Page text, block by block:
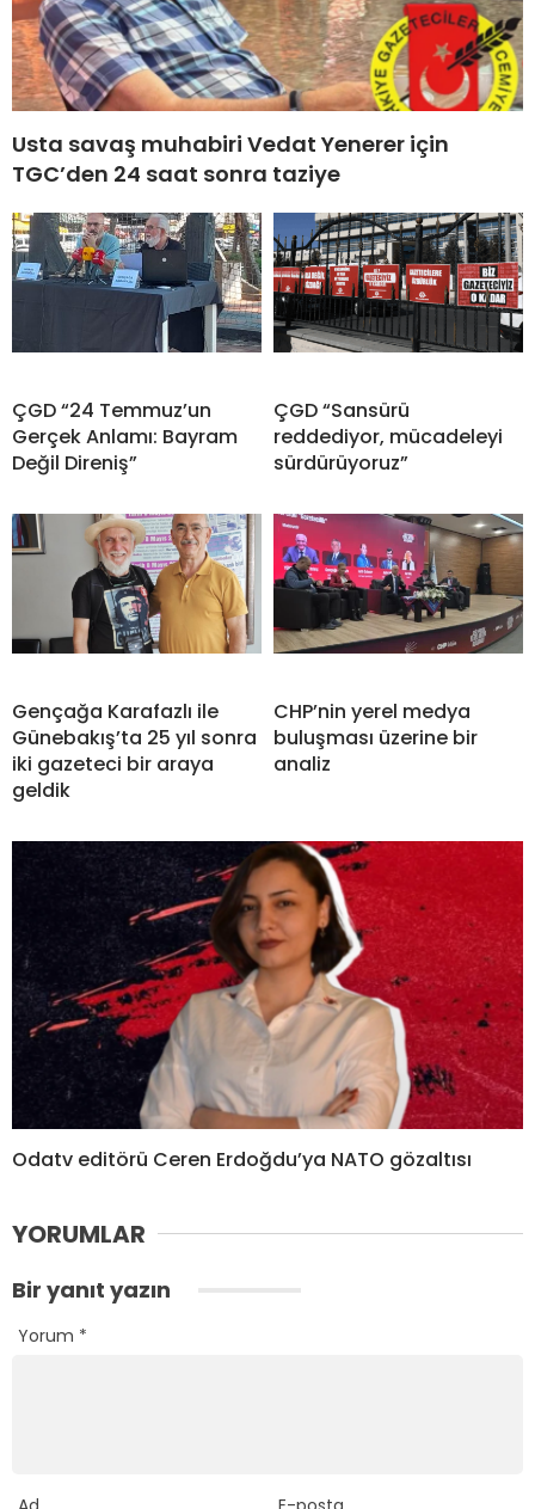
Usta savaş muhabiri Vedat Yenerer için
TGC’den 24 saat sonra taziye
ÇGD “24 Temmuz’un
Gerçek Anlamı: Bayram
Değil Direniş”
ÇGD “Sansürü
reddediyor, mücadeleyi
sürdürüyoruz”
Gençağa Karafazlı ile
Günebakış’ta 25 yıl sonra
iki gazeteci bir araya
geldik
CHP’nin yerel medya
buluşması üzerine bir
analiz
Odatv editörü Ceren Erdoğdu’ya NATO gözaltısı
YORUMLAR
Bir yanıt yazın
Yorum *